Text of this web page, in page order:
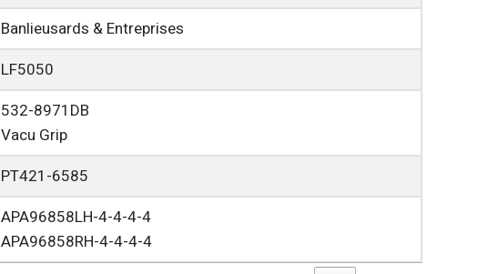
Banlieusards & Entreprises
LF5050
532-8971DB
Vacu Grip
PT421-6585
APA96858LH-4-4-4-4
APA96858RH-4-4-4-4